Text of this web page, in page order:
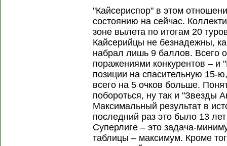
"Кайсериспор" в этом
состоянию на сейчас.
зоне вылета по итогам 20
Кайсерийцы не безнадежны,
набрал лишь 9 баллов. Всего
поражениями конкурентов – и
позиции на спасительную 15-
всего на 5 очков больше.
побороться, ну так и "Звезды
Максимальный результат в
последний раз это было 13
Суперлиге – это задача-
таблицы – максимум. Кроме